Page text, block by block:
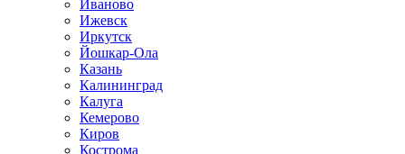
Иваново
Ижевск
Иркутск
Йошкар-Ола
Казань
Калининград
Калуга
Кемерово
Киров
Кострома